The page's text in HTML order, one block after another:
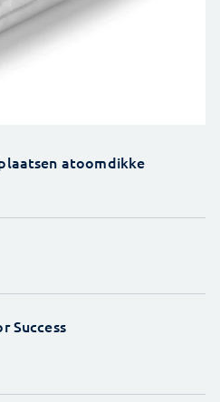
atoomdikke
Success